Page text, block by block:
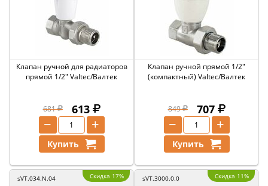
Клапан ручной для радиаторов
прямой 1/2" Valtec/Валтек
681 613
+
−
Купить
Клапан ручной прямой 1/2"
(компактный) Valtec/Валтек
849 707
+
−
Купить
sVT.034.N.04 Скидка 17% sVT.3000.0.0 Скидка 11%